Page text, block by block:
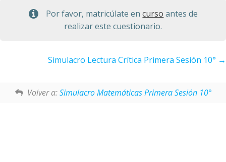
Por favor, matricúlate encurso antes de
realizar este cuestionario.
Simulacro Lectura Crítica Primera Sesión 10°
Volver a:Simulacro Matemáticas Primera Sesión 10°